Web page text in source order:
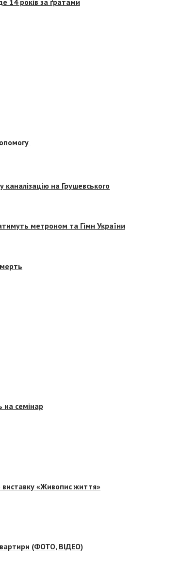
на Грушевського
метроном та Гімн України
на семінар
виставку «Живопис життя»
(ФОТО, ВІДЕО)